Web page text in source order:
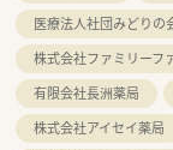
医療法人社団みどりの
株式会社ファミリーフ
有限会社長洲薬局
株式会社アイセイ薬局